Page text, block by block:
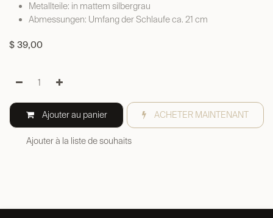
Metallteile: in mattem silbergrau
Abmessungen: Umfang der Schlaufe ca. 21 cm
$ 39,00
Ajouter au panier ACHETER MAINTENANT
Ajouter à la liste de souhaits